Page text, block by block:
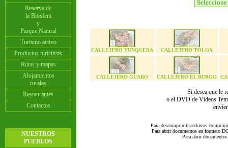
Reserva de
la Biosfera
y
Parque Natural
Turismo activo
Productos turísticos
Rutas y mapas
Alojamientos
rurales
Restaurantes
Contactos
NUESTROS
PUEBLOS
CALLEJERO YUNQUERA CALLEJERO TOLOX
CALLEJERO GUARO CALLEJERO EL BURGO
Si desea que le
o el DVD de Vídeos
Para descomprimir archivos
Para abrir documentos en formato
Para abrir